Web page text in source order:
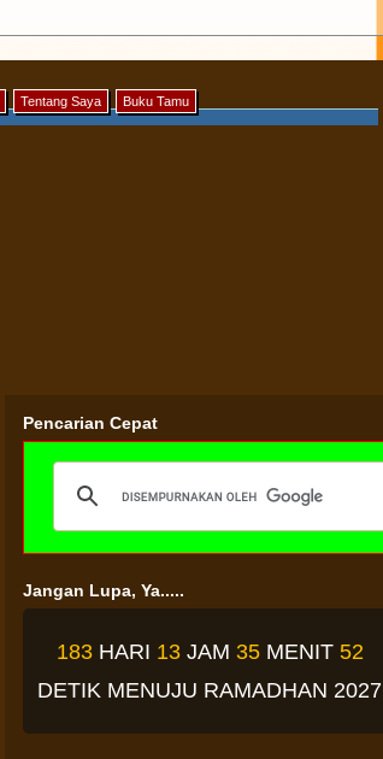
Tentang Saya Buku Tamu
Pencarian Cepat
Jangan Lupa, Ya.....
183 HARI 13 JAM 35 MENIT51
DETIK MENUJU RAMADHAN 2027